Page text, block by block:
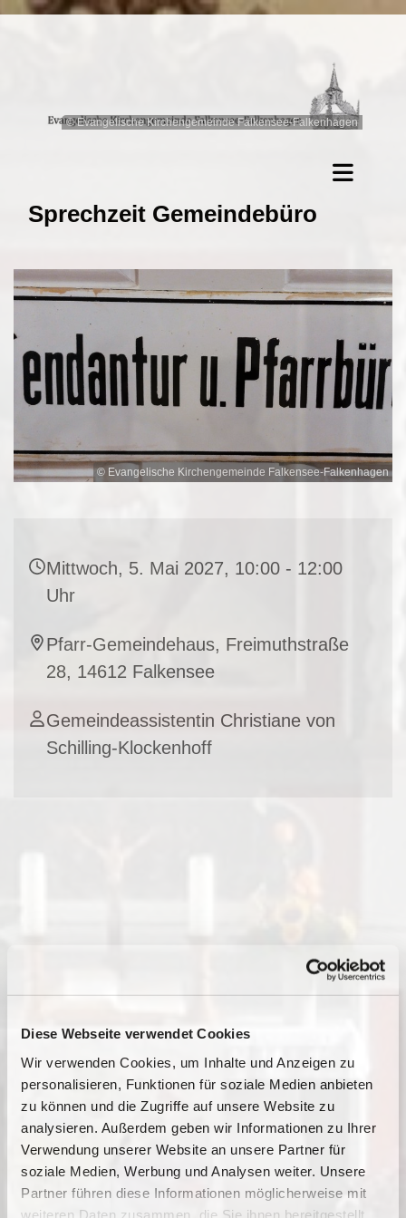
Diese Webseite verwendet Cookies
Wir verwenden Cookies, um Inhalte und Anzeigen zu
personalisieren, Funktionen für soziale Medien anbieten
zu können und die Zugriffe auf unsere Website zu
analysieren. Außerdem geben wir Informationen zu Ihrer
Verwendung unserer Website an unsere Partner für
soziale Medien, Werbung und Analysen weiter. Unsere
Partner führen diese Informationen möglicherweise mit
weiteren Daten zusammen, die Sie ihnen bereitgestellt
© Evangelische Kirchengemeinde Falkensee-Falkenhagen
Sprechzeit Gemeindebüro
© Evangelische Kirchengemeinde Falkensee-Falkenhagen
Mittwoch, 5. Mai 2027, 10:00 - 12:00
Uhr
Pfarr-Gemeindehaus, Freimuthstraße
28, 14612 Falkensee
Gemeindeassistentin Christiane von
Schilling-Klockenhoff
Dies könnte Sie auch